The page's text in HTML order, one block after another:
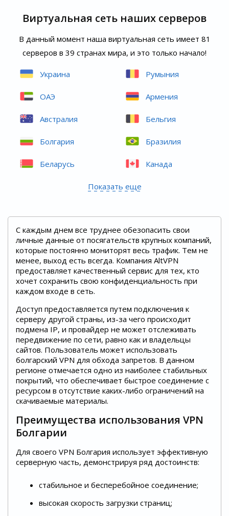
Виртуальная сеть наших серверов
В данный момент наша виртуальная сеть имеет 81
серверов в 39 странах мира, и это только начало!
Украина Румыния
ОАЭ Армения
Австралия Бельгия
Болгария Бразилия
Беларусь Канада
Показать еще
С каждым днем все труднее обезопасить свои
личные данные от посягательств крупных компаний,
которые постоянно мониторят весь трафик. Тем не
менее, выход есть всегда. Компания AltVPN
предоставляет качественный сервис для тех, кто
хочет сохранить свою конфиденциальность при
каждом входе в сеть.
Доступ предоставляется путем подключения к
серверу другой страны, из-за чего происходит
подмена IP, и провайдер не может отслеживать
передвижение по сети, равно как и владельцы
сайтов. Пользователь может использовать
болгарский VPN для обхода запретов. В данном
регионе отмечается одно из наиболее стабильных
покрытий, что обеспечивает быстрое соединение с
ресурсом в отсутствие каких-либо ограничений на
скачиваемые материалы.
Преимущества использования VPN
Болгарии
Для своего VPN Болгария использует эффективную
серверную часть, демонстрируя ряд достоинств:
стабильное и бесперебойное соединение;
высокая скорость загрузки страниц;